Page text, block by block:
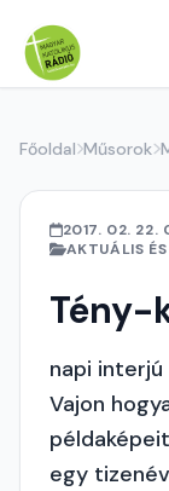
Főoldal Műsorok
2017. 02. 22.
AKTUÁLIS
Tény-
napi interjú
Vajon
egy